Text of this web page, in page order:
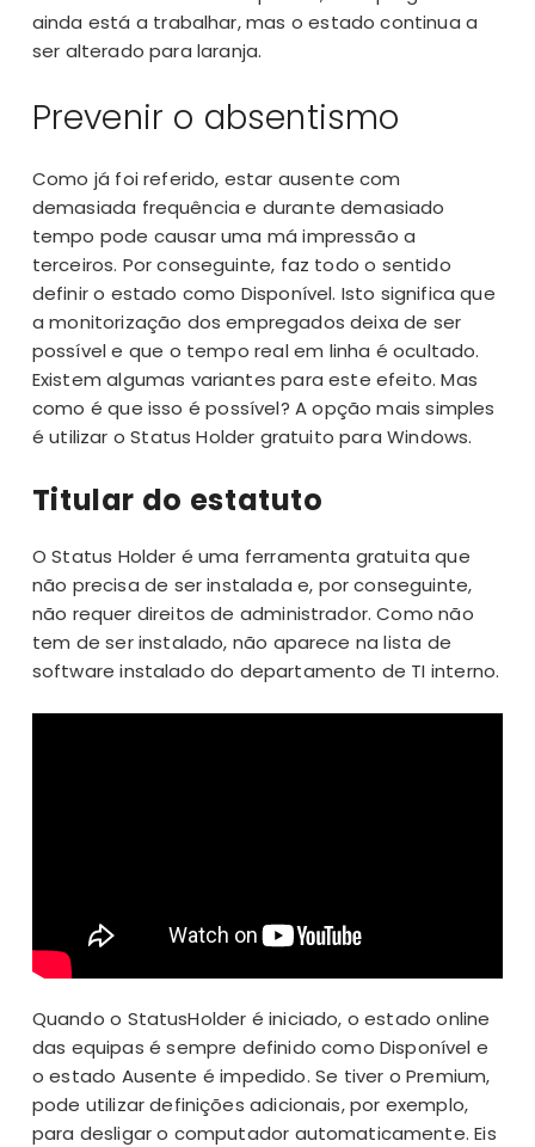
ainda está a trabalhar, mas o estado continua a
ser alterado para laranja.
Prevenir o absentismo
Como já foi referido, estar ausente com
demasiada frequência e durante demasiado
tempo pode causar uma má impressão a
terceiros. Por conseguinte, faz todo o sentido
definir o estado como Disponível. Isto significa que
a monitorização dos empregados deixa de ser
possível e que o tempo real em linha é ocultado.
Existem algumas variantes para este efeito. Mas
como é que isso é possível? A opção mais simples
é utilizar o Status Holder gratuito para Windows.
Titular do estatuto
O Status Holder é uma ferramenta gratuita que
não precisa de ser instalada e, por conseguinte,
não requer direitos de administrador. Como não
tem de ser instalado, não aparece na lista de
software instalado do departamento de TI interno.
Quando o StatusHolder é iniciado, o estado online
das equipas é sempre definido como Disponível e
o estado Ausente é impedido. Se tiver o Premium,
pode utilizar definições adicionais, por exemplo,
para desligar o computador automaticamente. Eis